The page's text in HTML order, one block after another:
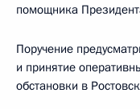
помощника
Поручение
и принятие
обстановки в